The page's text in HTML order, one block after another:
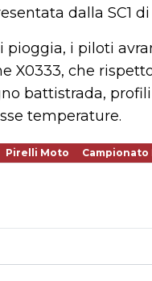
dalla SC1
pioggia, i piloti
X0333, che
battistrada,
temperature.
Pirelli Moto